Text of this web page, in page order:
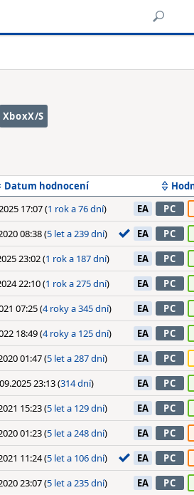
XboxX/S
Datum hodnocení
17:07 (1 rok a 76 dní) EA
PC
08:38 (5 let a 239 dní) EA
PC
23:02 (1 rok a 187 dní) EA
PC
22:10 (1 rok a 275 dní) EA
PC
07:25 (4 roky a 345 dní) EA
PC
18:49 (4 roky a 125 dní) EA
PC
01:47 (5 let a 287 dní) EA
PC
23:13 (314 dní) EA
PC
15:23 (5 let a 129 dní) EA
PC
01:23 (5 let a 248 dní) EA
PC
11:24 (5 let a 106 dní) EA
PC
23:07 (5 let a 235 dní) EA
PC